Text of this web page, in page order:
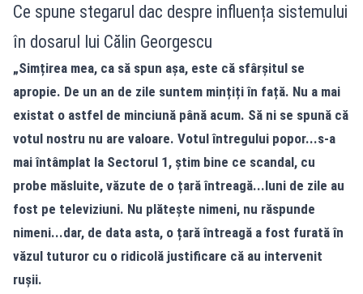
Ce spune stegarul dac despre influența sistemului
în dosarul lui Călin Georgescu
„Simțirea mea, ca să spun așa, este că sfârșitul se
apropie. De un an de zile suntem mințiți în față. Nu a mai
existat o astfel de minciună până acum. Să ni se spună că
votul nostru nu are valoare. Votul întregului popor...s-a
mai întâmplat la Sectorul 1, știm bine ce scandal, cu
probe măsluite, văzute de o țară întreagă...luni de zile au
fost pe televiziuni. Nu plătește nimeni, nu răspunde
nimeni...dar, de data asta, o țară întreagă a fost furată în
văzul tuturor cu o ridicolă justificare că au intervenit
rușii.